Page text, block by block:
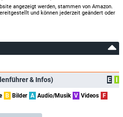
angezeigt werden, stammen von Amazon.
und können jederzeit geändert oder
& Infos) E I
B Bilder A Audio/Musik V Videos F